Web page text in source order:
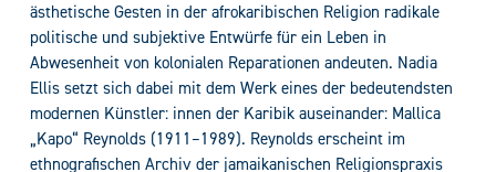
ästhetische Gesten in der afrokaribischen Religion radikale
politische und subjektive Entwürfe für ein Leben in
Abwesenheit von kolonialen Reparationen andeuten. Nadia
Ellis setzt sich dabei mit dem Werk eines der bedeutendsten
modernen Künstler: innen der Karibik auseinander: Mallica
„Kapo“ Reynolds (1911–1989). Reynolds erscheint im
ethnografischen Archiv der jamaikanischen Religionspraxis